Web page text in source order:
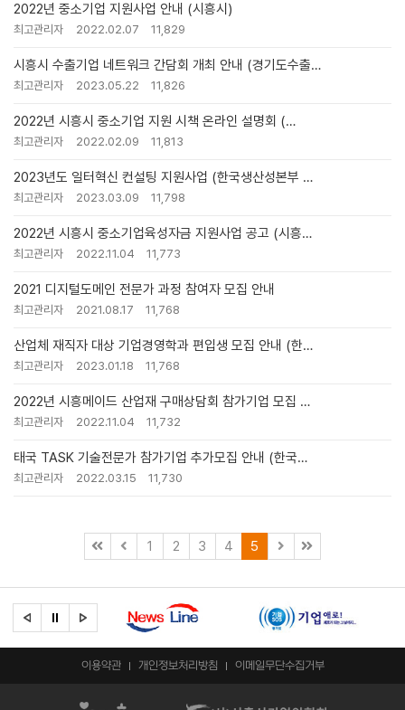
2022년 중소기업 지원사업 안내 (시흥시)
최고관리자 2022.02.07 11,829
시흥시 수출기업 네트워크 간담회 개최 안내 (경기도수출…
최고관리자 2023.05.22 11,826
2022년 시흥시 중소기업 지원 시책 온라인 설명회 (…
최고관리자 2022.02.09 11,813
2023년도 일터혁신 컨설팅 지원사업 (한국생산성본부 …
최고관리자 2023.03.09 11,798
2022년 시흥시 중소기업육성자금 지원사업 공고 (시흥…
최고관리자 2022.11.04 11,773
2021 디지털도메인 전문가 과정 참여자 모집 안내
최고관리자 2021.08.17 11,768
산업체 재직자 대상 기업경영학과 편입생 모집 안내 (한…
최고관리자 2023.01.18 11,768
2022년 시흥메이드 산업재 구매상담회 참가기업 모집 …
최고관리자 2022.11.04 11,732
태국 TASK 기술전문가 참가기업 추가모집 안내 (한국…
최고관리자 2022.03.15 11,730
1 2 3 4 5
이용약관 개인정보처리방침 이메일무단수집거부